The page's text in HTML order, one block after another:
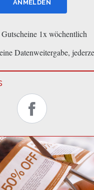
1x wöchentlich
Datenweitergabe,